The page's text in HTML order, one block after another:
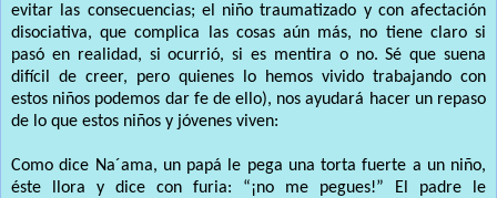
evitar las consecuencias; el niño traumatizado y con afectación
disociativa, que complica las cosas aún más, no tiene claro si
pasó en realidad, si ocurrió, si es mentira o no. Sé que suena
difícil de creer, pero quienes lo hemos vivido trabajando con
estos niños podemos dar fe de ello), nos ayudará hacer un repaso
de lo que estos niños y jóvenes viven:
Como dice Na´ama, un papá le pega una torta fuerte a un niño,
éste llora y dice con furia: “¡no me pegues!” El padre le